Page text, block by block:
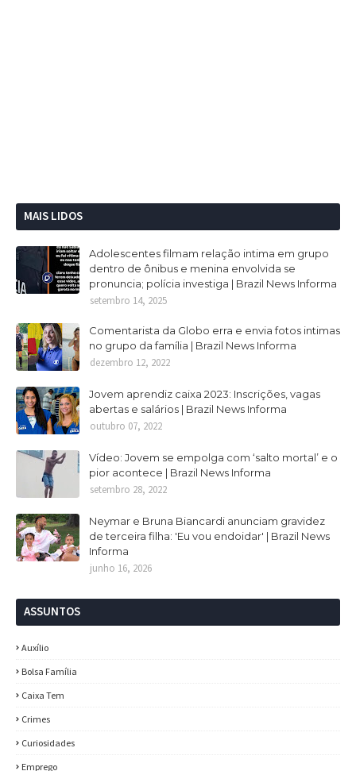
MAIS LIDOS
Adolescentes filmam relação intima em grupo
dentro de ônibus e menina envolvida se
pronuncia; polícia investiga | Brazil News Informa
setembro 14, 2025
Comentarista da Globo erra e envia fotos intimas
no grupo da família | Brazil News Informa
dezembro 12, 2022
Jovem aprendiz caixa 2023: Inscrições, vagas
abertas e salários | Brazil News Informa
outubro 07, 2022
Vídeo: Jovem se empolga com ‘salto mortal’ e o
pior acontece | Brazil News Informa
setembro 28, 2022
Neymar e Bruna Biancardi anunciam gravidez
de terceira filha: 'Eu vou endoidar' | Brazil News
Informa
junho 16, 2026
ASSUNTOS
Auxílio
Bolsa Família
Caixa Tem
Crimes
Curiosidades
Emprego